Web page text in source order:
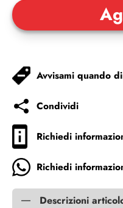
Avvisami quando
Condividi
Richiedi
Richiedi
Descrizioni